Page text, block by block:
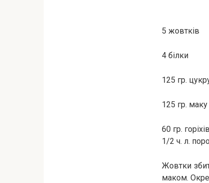
5 жовтків
4 білки
125 гр.
125 гр. маку
60 гр. горіхів
1/2 ч. л.
Жовтки
маком.